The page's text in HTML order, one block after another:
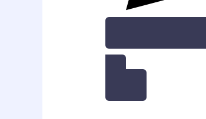
WHATSAPP DISINI